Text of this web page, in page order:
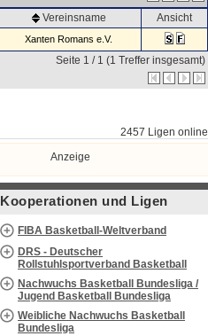
Vereinsname Ansicht
Xanten Romans e.V.
Seite 1 / 1 (1 Treffer insgesamt)
2457 Ligen online
Anzeige
Kooperationen und Ligen
FIBA Basketball-Weltverband
DRS - Deutscher
Rollstuhlsportverband Basketball
Nachwuchs Basketball Bundesliga /
Jugend Basketball Bundesliga
Weibliche Nachwuchs Basketball
Bundesliga